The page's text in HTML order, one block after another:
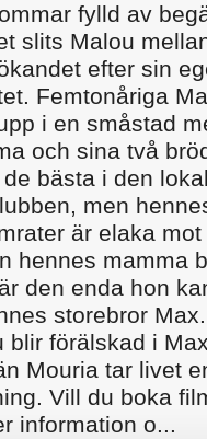
fylld av
slits Malou
efter sin
Femtonåriga
i en småstad
och sina två
bästa i den
men
är elaka
hennes mamma
den enda hon
storebror
blir förälskad i
Mouria tar livet
Vill du boka
information o...